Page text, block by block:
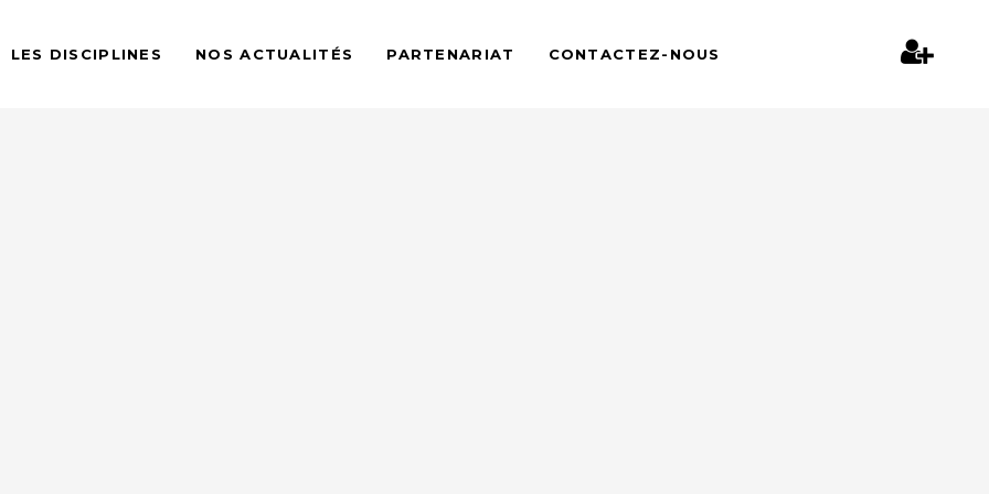
LES DISCIPLINES NOS ACTUALITÉS PARTENARIAT CONTACTEZ-NOUS